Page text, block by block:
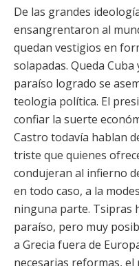
De las grandes
ensangrentaron al
quedan vestigios en
solapadas. Queda
paraíso logrado se
teologia política. El
confiar la suerte
Castro todavía hablan
triste que quienes
condujeran al infierno
en todo caso, a la
ninguna parte. Tsipras
paraíso, pero muy
a Grecia fuera de
necesarias reformas,